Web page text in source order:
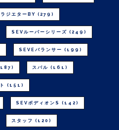
ジエターBY (279)
SEVルーパーシリーズ (249)
SEVEバランサー (199)
スバル (161)
(151)
SEVボディオンS (142)
スタッフ (120)